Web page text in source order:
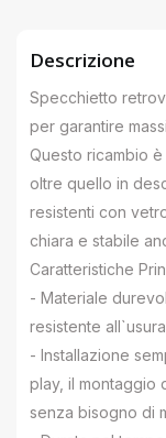
Descrizione
Specchietto
per garantire
Questo ricambio
oltre quello in
resistenti con
chiara e stabile
Caratteristiche
- Materiale
resistente
- Installazione
play, il montaggio
senza bisogno di